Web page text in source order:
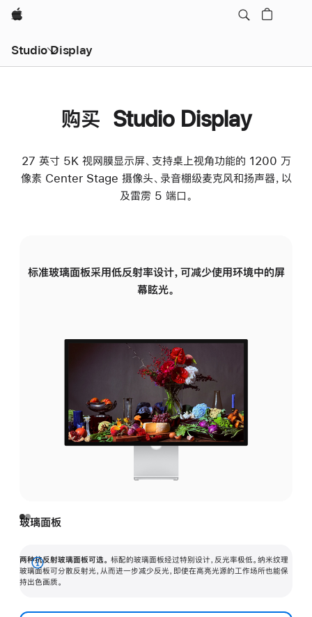
Apple
Studio Display
购买 Studio Display
27 英寸 5K 视网膜显示屏、支持桌上视角功能的 1200 万
像素 Center Stage 摄像头、录音棚级麦克风和扬声器，以
及雷雳 5 端口。
标准玻璃面板采用低反射率设计，可减少使用环境中的屏
幕眩光。
玻璃面板
两种抗反射玻璃面板可选。 标配的玻璃面板经过特别设计，反光率极低。纳米纹理
玻璃面板可分散反射光，从而进一步减少反光，即使在高亮光源的工作场所也能保
持出色画质。
展
开